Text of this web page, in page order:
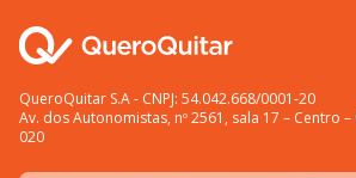
QueroQuitar S.A - CNPJ: 54.042.668/0001-20
Av. dos Autonomistas, nº 2561, sala 17 – Centro –
020